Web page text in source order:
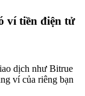
ví tiền điện tử
dịch như Bitrue
ví của riêng bạn